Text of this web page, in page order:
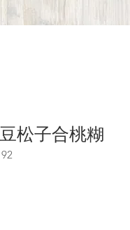
松子合桃糊